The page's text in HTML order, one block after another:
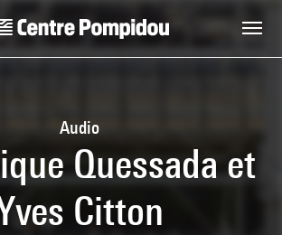
Audio
Quessada et
Citton